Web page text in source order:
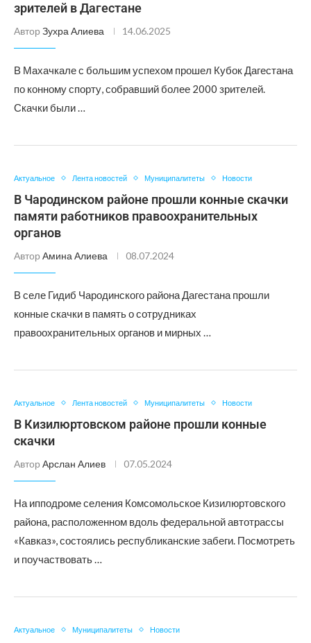
зрителей в Дагестане
Автор Зухра Алиева 14.06.2025
В Махачкале с большим успехом прошел Кубок Дагестана
по конному спорту, собравший более 2000 зрителей.
Скачки были …
Актуальное Лента новостей Муниципалитеты Новости
В Чародинском районе прошли конные скачки
памяти работников правоохранительных
органов
Автор Амина Алиева 08.07.2024
В селе Гидиб Чародинского района Дагестана прошли
конные скачки в память о сотрудниках
правоохранительных органов и мирных …
Актуальное Лента новостей Муниципалитеты Новости
В Кизилюртовском районе прошли конные
скачки
Автор Арслан Алиев 07.05.2024
На ипподроме селения Комсомольское Кизилюртовского
района, расположенном вдоль федеральной автотрассы
«Кавказ», состоялись республиканские забеги. Посмотреть
и поучаствовать …
Актуальное Муниципалитеты Новости